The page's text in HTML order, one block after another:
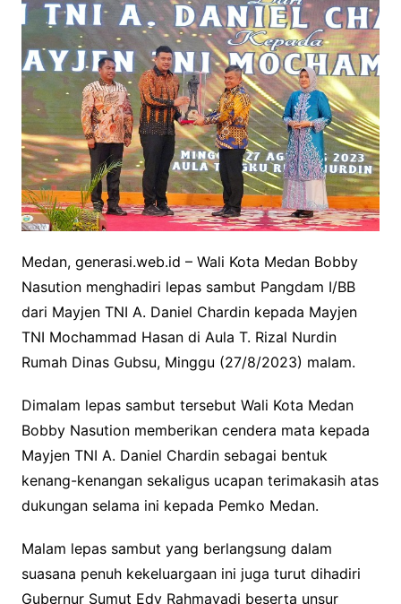
Medan, generasi.web.id – Wali Kota Medan Bobby
Nasution menghadiri lepas sambut Pangdam I/BB
dari Mayjen TNI A. Daniel Chardin kepada Mayjen
TNI Mochammad Hasan di Aula T. Rizal Nurdin
Rumah Dinas Gubsu, Minggu (27/8/2023) malam.
Dimalam lepas sambut tersebut Wali Kota Medan
Bobby Nasution memberikan cendera mata kepada
Mayjen TNI A. Daniel Chardin sebagai bentuk
kenang-kenangan sekaligus ucapan terimakasih atas
dukungan selama ini kepada Pemko Medan.
Malam lepas sambut yang berlangsung dalam
suasana penuh kekeluargaan ini juga turut dihadiri
Gubernur Sumut Edy Rahmayadi beserta unsur